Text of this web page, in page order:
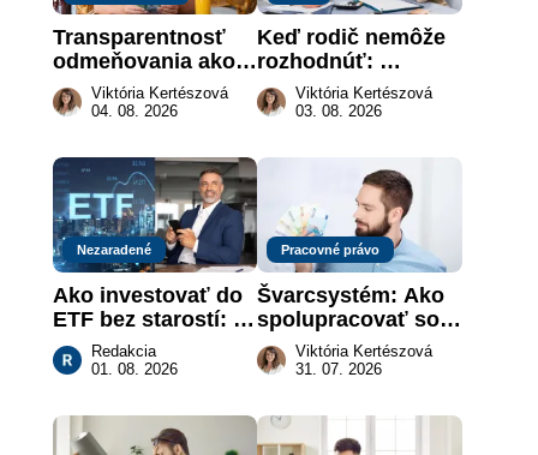
Transparentnosť
odmeňovania ako
právna povinnosť:
revolúcia na
práce
Viktória Kertészová
04. 08. 2026
Keď rodič nemôže
rozhodnúť:
nahradenie prejavu
vôle súdom v
Viktória Kertészová
03. 08. 2026
Nezaradené
Ako investovať do
ETF bez starostí:
Investičné plány,
ktoré urobia prácu
Redakcia
01. 08. 2026
Pracovné právo
Švarcsystém: Ako
spolupracovať so
živnostníkom
legálne a bez
Viktória Kertészová
31. 07. 2026